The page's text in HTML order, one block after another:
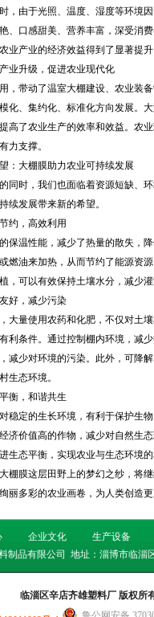
，由于光照、温度、湿度等环境
、口感甜美、营养丰富，深受消
业产业的经济效益得到了显著提升
产业升级，促进农业现代化
，带动了温室大棚建设、农业装
化、集约化、标准化方向发展。
高了农业生产的效率和效益。农
力支撑。
：大棚膜助力农业可持续发展
同时，我们也面临着资源短缺、
续发展带来新的希望。
约，高效利用
保温性能，减少了热量的散失，
燃油来加热，从而节约了能源资
，可以有效保持土壤水分，减少
好，减少污染
大量使用农药和化肥，不仅对土
利条件。通过控制棚内环境，减
减少对环境的污染。此外，可降
生态环境。
衡，和谐共生
稳定的生长环境，有利于保护生
济价值高的作物，减少对自然生
生态平衡，实现农业与生态环境的
棚膜这层田野上的梦幻之纱，将
丽多彩的农业画卷，为人类创造
企业文化 生产设备
制品有限公司 地址： 淄博市临淄
临淄区辛店齐雄塑料厂 版权所